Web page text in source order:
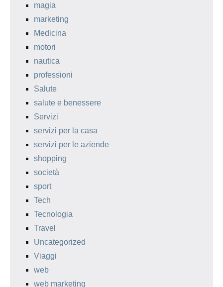
magia
marketing
Medicina
motori
nautica
professioni
Salute
salute e benessere
Servizi
servizi per la casa
servizi per le aziende
shopping
società
sport
Tech
Tecnologia
Travel
Uncategorized
Viaggi
web
web marketing